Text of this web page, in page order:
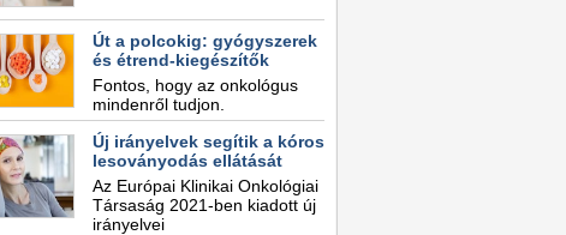
Út a polcokig: gyógyszerek
és étrend-kiegészítők
Fontos, hogy az onkológus
mindenről tudjon.
Új irányelvek segítik a kóros
lesoványodás ellátását
Az Európai Klinikai Onkológiai
Társaság 2021-ben kiadott új
irányelvei